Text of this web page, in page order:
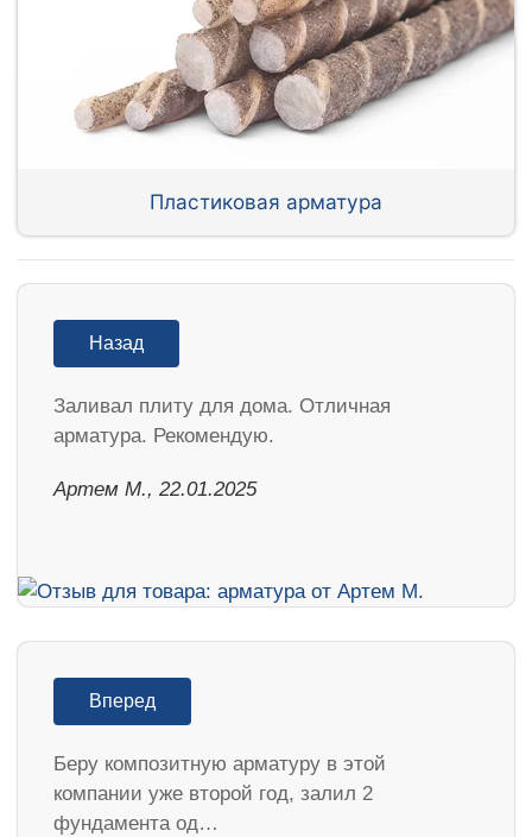
Пластиковая арматура
Назад
Заливал плиту для дома. Отличная
арматура. Рекомендую.
Артем М., 22.01.2025
Вперед
Беру композитную арматуру в этой
компании уже второй год, залил 2
фундамента од…